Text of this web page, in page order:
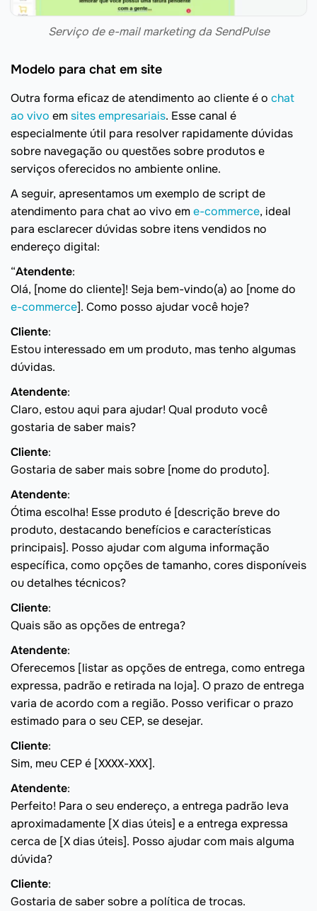
Serviço de e-mail marketing da SendPulse
Modelo para chat em site
Outra forma eficaz de atendimento ao cliente é o chat
ao vivo emsites empresariais. Esse canal é
especialmente útil para resolver rapidamente dúvidas
sobre navegação ou questões sobre produtos e
serviços oferecidos no ambiente online.
A seguir, apresentamos um exemplo de script de
atendimento para chat ao vivo eme-commerce, ideal
para esclarecer dúvidas sobre itens vendidos no
endereço digital:
“Atendente:
Olá, [nome do cliente]! Seja bem-vindo(a) ao [nome do
e-commerce]. Como posso ajudar você hoje?
Cliente:
Estou interessado em um produto, mas tenho algumas
dúvidas.
Atendente:
Claro, estou aqui para ajudar! Qual produto você
gostaria de saber mais?
Cliente:
Gostaria de saber mais sobre [nome do produto].
Atendente:
Ótima escolha! Esse produto é [descrição breve do
produto, destacando benefícios e características
principais]. Posso ajudar com alguma informação
específica, como opções de tamanho, cores disponíveis
ou detalhes técnicos?
Cliente:
Quais são as opções de entrega?
Atendente:
Oferecemos [listar as opções de entrega, como entrega
expressa, padrão e retirada na loja]. O prazo de entrega
varia de acordo com a região. Posso verificar o prazo
estimado para o seu CEP, se desejar.
Cliente:
Sim, meu CEP é [XXXX-XXX].
Atendente:
Perfeito! Para o seu endereço, a entrega padrão leva
aproximadamente [X dias úteis] e a entrega expressa
cerca de [X dias úteis]. Posso ajudar com mais alguma
dúvida?
Cliente:
Gostaria de saber sobre a política de trocas.